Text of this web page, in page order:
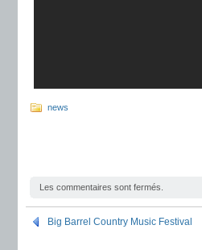
news
Les commentaires sont fermés.
Big Barrel Country Music Festival